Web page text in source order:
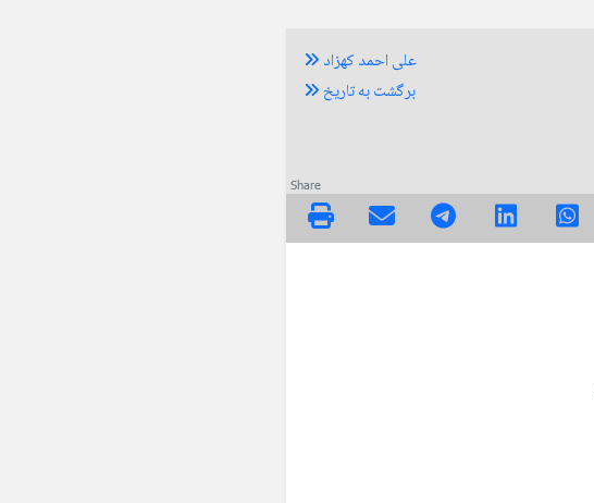
علی احمد کهزاد
برگشت به تاریخ
Share